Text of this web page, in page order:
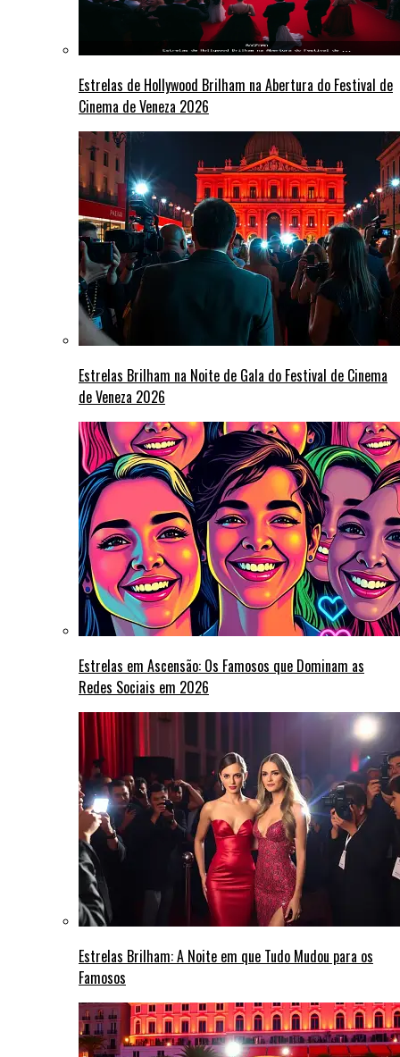
Estrelas de Hollywood Brilham na Abertura do Festival de
Cinema de Veneza 2026
Estrelas Brilham na Noite de Gala do Festival de Cinema
de Veneza 2026
Estrelas em Ascensão: Os Famosos que Dominam as
Redes Sociais em 2026
Estrelas Brilham: A Noite em que Tudo Mudou para os
Famosos